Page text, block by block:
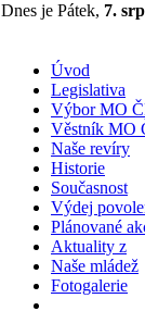
Dnes je Pátek, 7.
Úvod
Legislativa
Výbor MO
Věstník MO
Naše revíry
Historie
Současnost
Výdej
Plánované
Aktuality z
Naše mládež
Fotogalerie